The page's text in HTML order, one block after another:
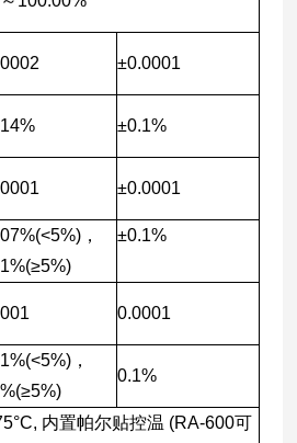
±0.0001
±0.1%
±0.0001
，
±0.1%
0.0001
，
0.1%
内置帕尔贴控温 (RA-600可